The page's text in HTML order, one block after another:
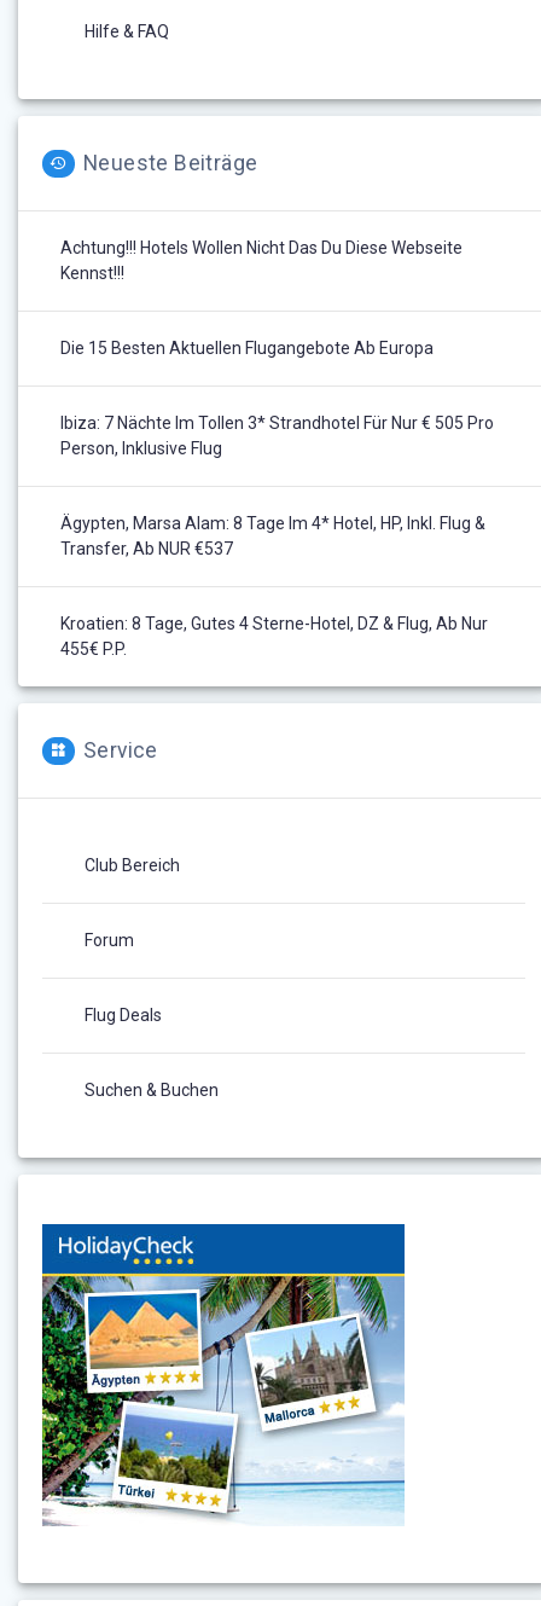
Hilfe & FAQ
Neueste Beiträge
Achtung!!! Hotels Wollen Nicht Das Du Diese Webseite
Kennst!!!
Die 15 Besten Aktuellen Flugangebote Ab Europa
Ibiza: 7 Nächte Im Tollen 3* Strandhotel Für Nur € 505 Pro
Person, Inklusive Flug
Ägypten, Marsa Alam: 8 Tage Im 4* Hotel, HP, Inkl. Flug &
Transfer, Ab NUR €537
Kroatien: 8 Tage, Gutes 4 Sterne-Hotel, DZ & Flug, Ab Nur
455€ P.P.
Service
Club Bereich
Forum
Flug Deals
Suchen & Buchen